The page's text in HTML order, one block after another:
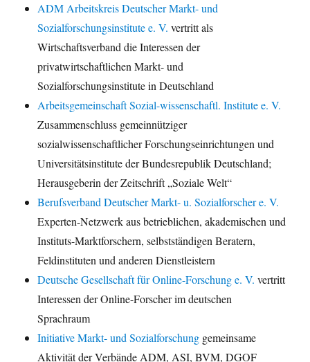
ADM Arbeitskreis Deutscher Markt- und
Sozialforschungsinstitute e. V. vertritt als
Wirtschaftsverband die Interessen der
privatwirtschaftlichen Markt- und
Sozialforschungsinstitute in Deutschland
Arbeitsgemeinschaft Sozial-wissenschaftl. Institute e. V.
Zusammenschluss gemeinnütziger
sozialwissenschaftlicher Forschungseinrichtungen und
Universitätsinstitute der Bundesrepublik Deutschland;
Herausgeberin der Zeitschrift „Soziale Welt“
Berufsverband Deutscher Markt- u. Sozialforscher e. V.
Experten-Netzwerk aus betrieblichen, akademischen und
Instituts-Marktforschern, selbstständigen Beratern,
Feldinstituten und anderen Dienstleistern
Deutsche Gesellschaft für Online-Forschung e. V. vertritt
Interessen der Online-Forscher im deutschen
Sprachraum
Initiative Markt- und Sozialforschung gemeinsame
Aktivität der Verbände ADM, ASI, BVM, DGOF